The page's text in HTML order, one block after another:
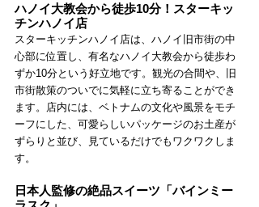
ハノイ大教会から徒歩10分！スターキッ
チンハノイ店
スターキッチンハノイ店は、ハノイ旧市街の中
心部に位置し、有名なハノイ大教会から徒歩わ
ずか10分という好立地です。観光の合間や、旧
市街散策のついでに気軽に立ち寄ることができ
ます。店内には、ベトナムの文化や風景をモチ
ーフにした、可愛らしいパッケージのお土産が
ずらりと並び、見ているだけでもワクワクしま
す。
日本人監修の絶品スイーツ「バインミー